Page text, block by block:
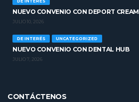
DE INTERÉS
NUEVO CONVENIO CON DEPORT CREAM
JULIO 10, 2026
DE INTERÉS UNCATEGORIZED
NUEVO CONVENIO CON DENTAL HUB
JULIO 7, 2026
CONTÁCTENOS